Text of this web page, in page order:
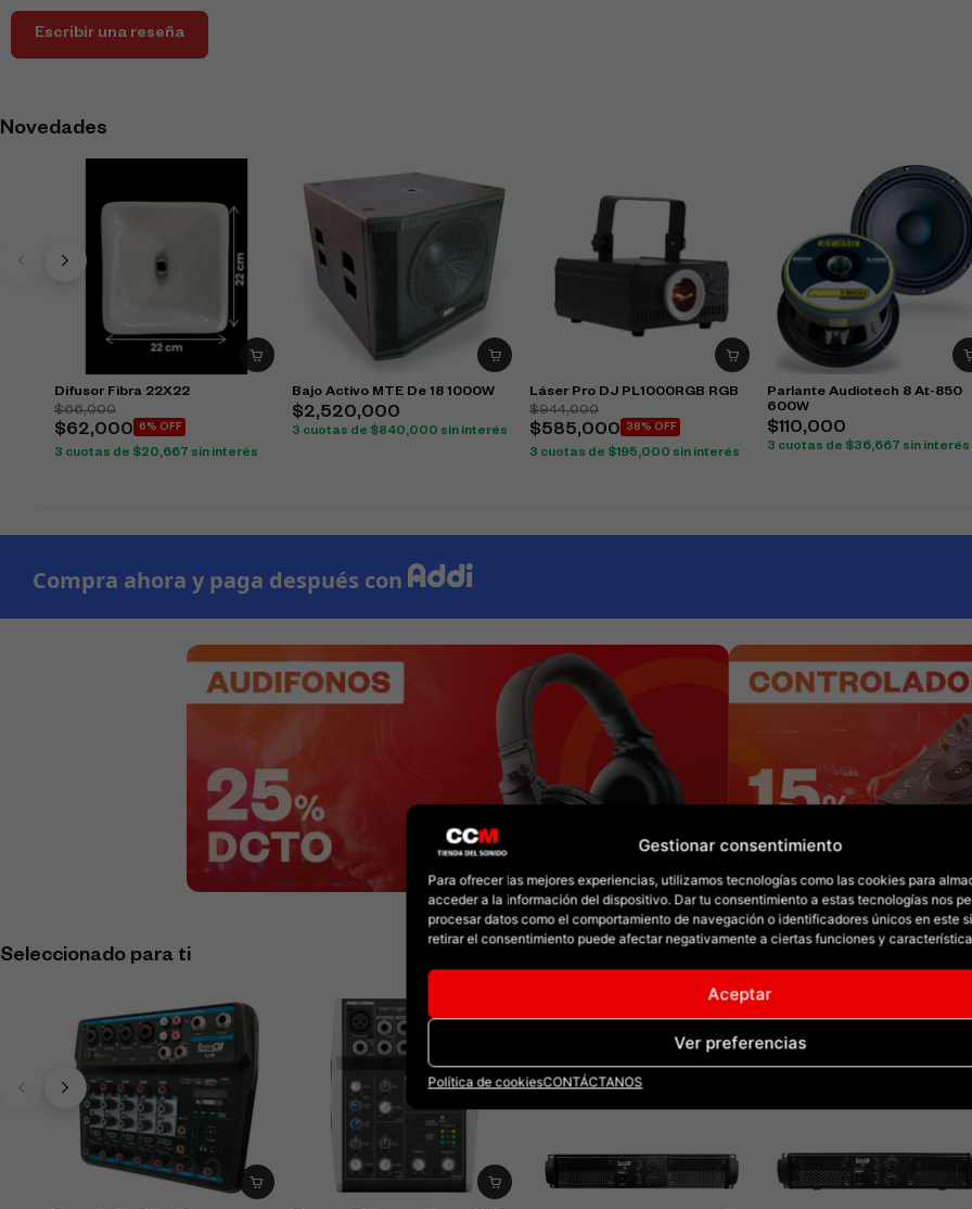
Gestionar consentimiento
Para ofrecer las mejores experiencias, utilizamos tecnologías como las cookies para
acceder a la información del dispositivo. Dar tu consentimiento a estas tecnologías nos
procesar datos como el comportamiento de navegación o identificadores únicos en este
retirar el consentimiento puede afectar negativamente a ciertas funciones y
Aceptar
Ver preferencias
Política de cookiesCONTÁCTANOS
Escribir una reseña
Novedades
Difusor Fibra 22X22
$66,000
$62,000 6% OFF
3 cuotas de $20,667 sin interés
Bajo Activo MTE De 18 1000W
$2,520,000
3 cuotas de $840,000 sin interés
Láser Pro DJ PL1000RGB RGB
$944,000
$585,000 38% OFF
3 cuotas de $195,000 sin interés
Parlante Audiotech 8 At-850
600W
$110,000
3 cuotas de $36,667 sin interés
Seleccionado para ti